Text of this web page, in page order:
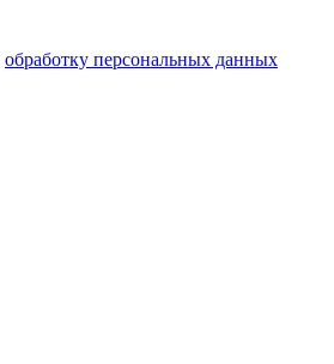
обработку персональных данных